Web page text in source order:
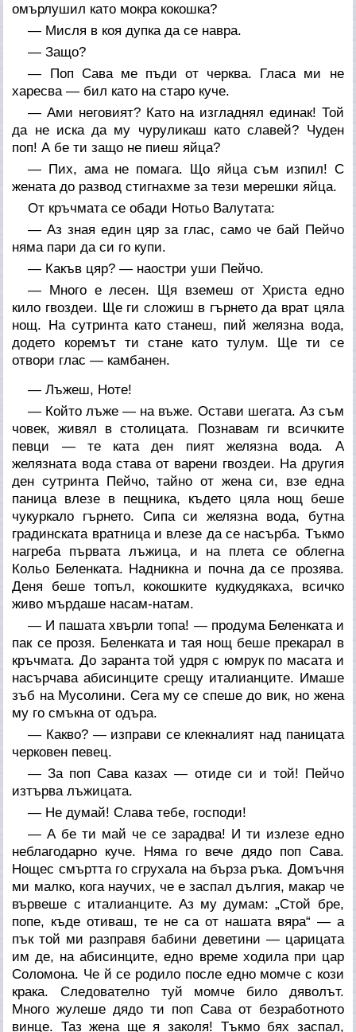
омърлушил като мокра кокошка?
— Мисля в коя дупка да се навра.
— Защо?
— Поп Сава ме пъди от черква. Гласа ми не
харесва — бил като на старо куче.
— Ами неговият? Като на изгладнял единак! Той
да не иска да му чуруликаш като славей? Чуден
поп! А бе ти защо не пиеш яйца?
— Пих, ама не помага. Що яйца съм изпил! С
жената до развод стигнахме за тези мерешки яйца.
От кръчмата се обади Нотьо Валутата:
— Аз зная един цяр за глас, само че бай Пейчо
няма пари да си го купи.
— Какъв цяр? — наостри уши Пейчо.
— Много е лесен. Щя вземеш от Христа едно
кило гвоздеи. Ще ги сложиш в гърнето да врат цяла
нощ. На сутринта като станеш, пий желязна вода,
додето коремът ти стане като тулум. Ще ти се
отвори глас — камбанен.
— Лъжеш, Ноте!
— Който лъже — на въже. Остави шегата. Аз съм
човек, живял в столицата. Познавам ги всичките
певци — те ката ден пият желязна вода. А
желязната вода става от варени гвоздеи. На другия
ден сутринта Пейчо, тайно от жена си, взе една
паница влезе в пещника, където цяла нощ беше
чукуркало гърнето. Сипа си желязна вода, бутна
градинската вратница и влезе да се насърба. Тъкмо
нагреба първата лъжица, и на плета се облегна
Кольо Беленката. Надникна и почна да се прозява.
Деня беше топъл, кокошките кудкудякаха, всичко
живо мърдаше насам-натам.
— И пашата хвърли топа! — продума Беленката и
пак се прозя. Беленката и тая нощ беше прекарал в
кръчмата. До заранта той удря с юмрук по масата и
насърчава абисинците срещу италианците. Имаше
зъб на Мусолини. Сега му се спеше до вик, но жена
му го смъкна от одъра.
— Какво? — изправи се клекналият над паницата
черковен певец.
— За поп Сава казах — отиде си и той! Пейчо
изтърва лъжицата.
— Не думай! Слава тебе, господи!
— А бе ти май че се зарадва! И ти излезе едно
неблагодарно куче. Няма го вече дядо поп Сава.
Нощес смъртта го сгрухала на бърза ръка. Домъчня
ми малко, кога научих, че е заспал дългия, макар че
вървеше с италианците. Аз му думам: „Стой бре,
попе, къде отиваш, те не са от нашата вяра“ — а
пък той ми разправя бабини деветини — царицата
им де, на абисинците, едно време ходила при цар
Соломона. Че й се родило после едно момче с кози
крака. Следователно туй момче било дяволът.
Много жулеше дядо ти поп Сава от безработното
винце. Таз жена ще я заколя! Тъкмо бях заспал,